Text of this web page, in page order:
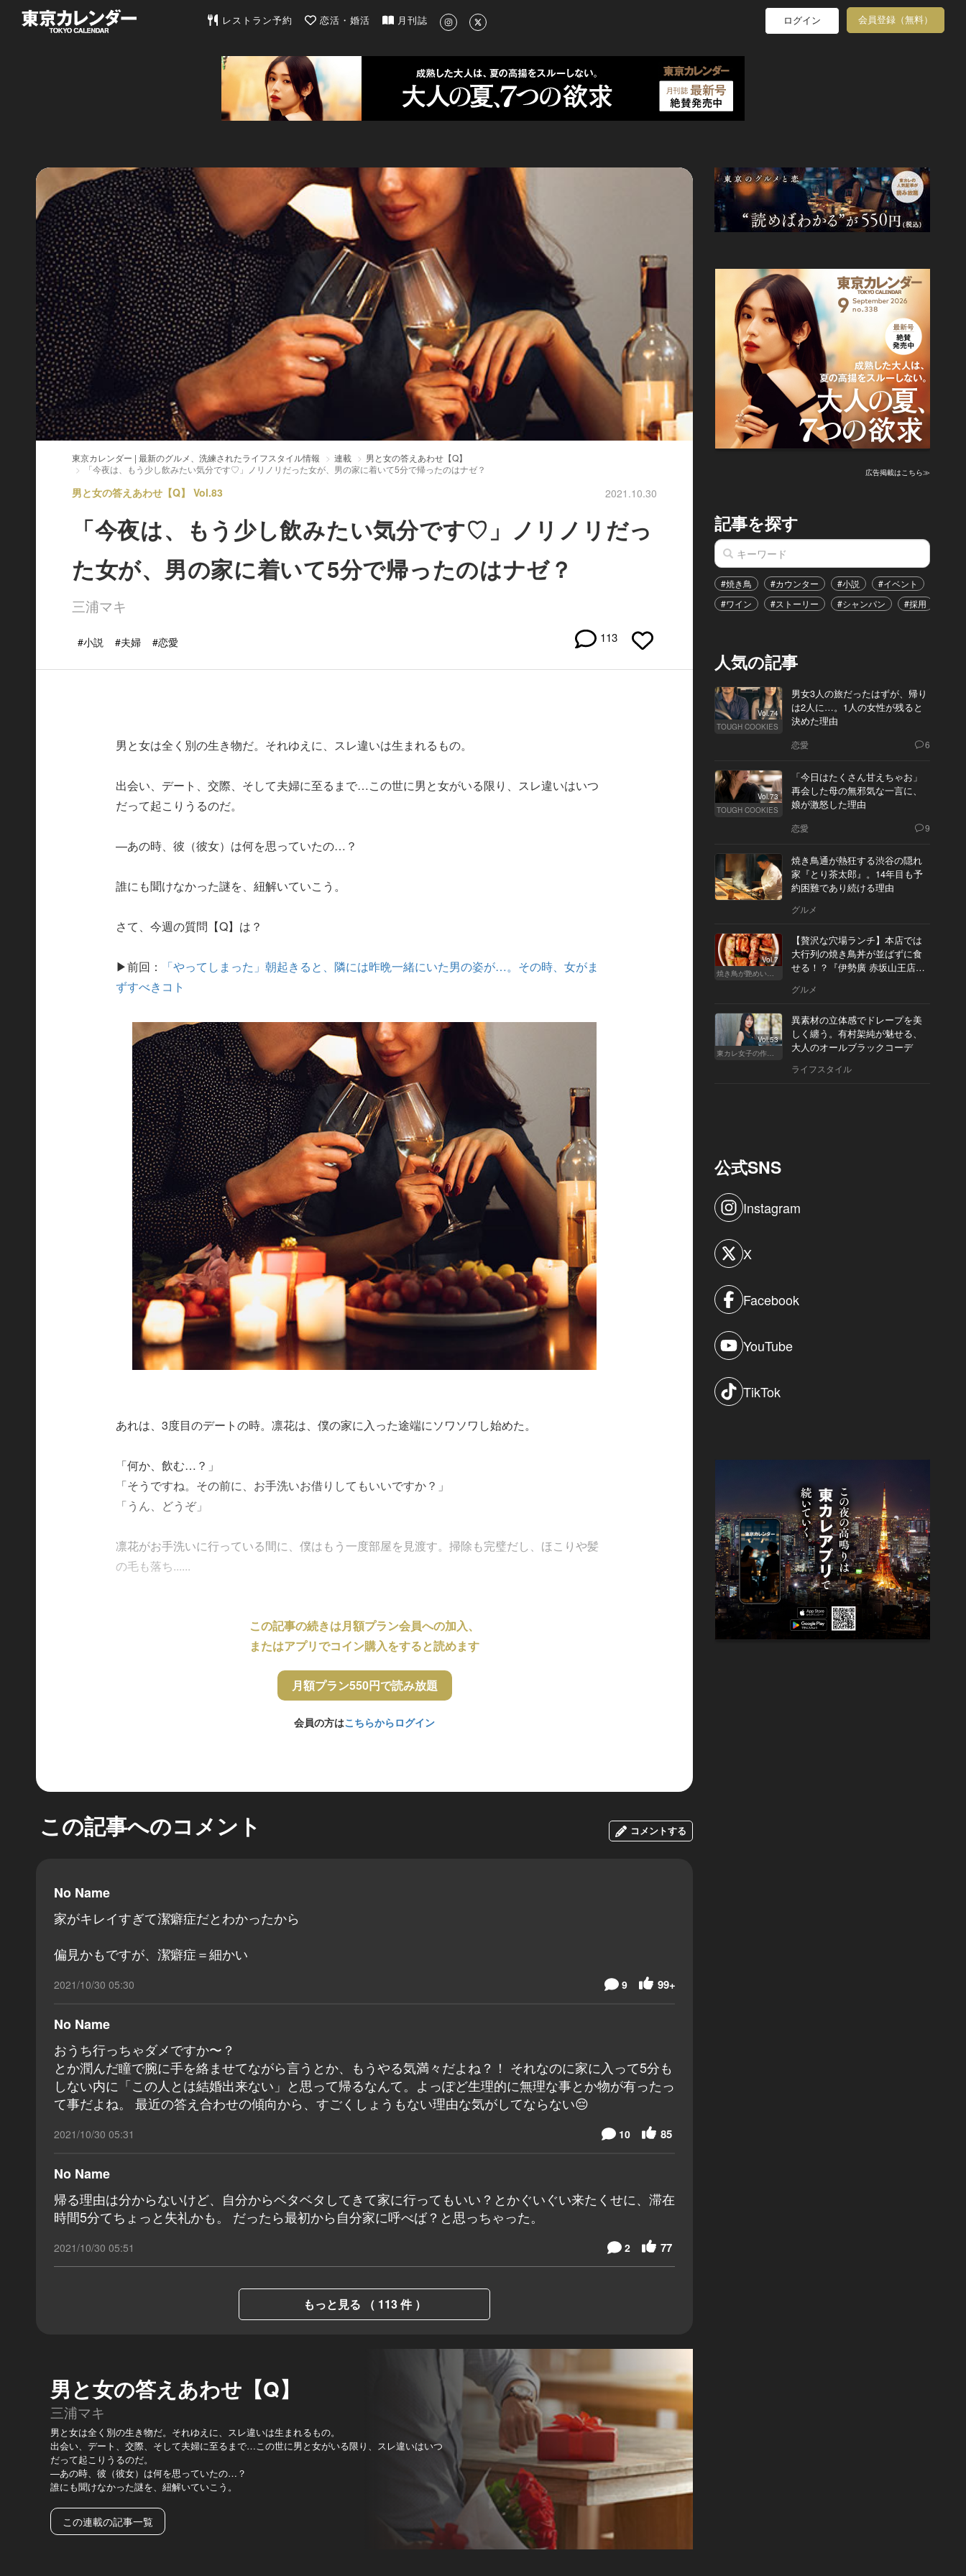
東京カレンダー | 最新のグルメ、洗練されたライフスタイル情報
レストラン予約 恋活・婚活 月刊誌 ログイン 会員登録（無料）
東京カレンダー | 最新のグルメ、洗練されたライフスタイル情報 連載
男と女の答えあわせ【Q】
「今夜は、もう少し飲みたい気分です♡」ノリノリだった女が、男の家に着いて5分で帰ったのはナゼ？
男と女の答えあわせ【Q】 Vol.83 2021.10.30
「今夜は、もう少し飲みたい気分です♡」ノリノリだっ
た女が、男の家に着いて5分で帰ったのはナゼ？
三浦マキ
#小説 #夫婦 #恋愛 113
男と女は全く別の生き物だ。それゆえに、スレ違いは生まれるもの。
出会い、デート、交際、そして夫婦に至るまで…この世に男と女がいる限り、スレ違いはいつ
だって起こりうるのだ。
—あの時、彼（彼女）は何を思っていたの…？
誰にも聞けなかった謎を、紐解いていこう。
さて、今週の質問【Q】は？
▶前回：
「やってしまった」朝起きると、隣には昨晩一緒にいた男の姿が…。その時、女がま
ずすべきコト
あれは、3度目のデートの時。凛花は、僕の家に入った途端にソワソワし始めた。
「何か、飲む…？」
「そうですね。その前に、お手洗いお借りしてもいいですか？」
「うん、どうぞ」
凛花がお手洗いに行っている間に、僕はもう一度部屋を見渡す。掃除も完璧だし、ほこりや髪
の毛も落ち......
この記事の続きは月額プラン会員への加入、
またはアプリでコイン購入をすると読めます
月額プラン550円で読み放題
会員の方はこちらからログイン
この記事へのコメント コメントする
No Name
家がキレイすぎて潔癖症だとわかったから
偏見かもですが、潔癖症＝細かい
2021/10/30 05:30 99+
9
No Name
おうち行っちゃダメですか〜？
とか潤んだ瞳で腕に手を絡ませてながら言うとか、もうやる気満々だよね？！ それなのに家に入って5分も
しない内に「この人とは結婚出来ない」と思って帰るなんて。よっぽど生理的に無理な事とか物が有ったっ
て事だよね。 最近の答え合わせの傾向から、すごくしょうもない理由な気がしてならない😔
2021/10/30 05:31 85
10
No Name
帰る理由は分からないけど、自分からベタベタしてきて家に行ってもいい？とかぐいぐい来たくせに、滞在
時間5分てちょっと失礼かも。 だったら最初から自分家に呼べば？と思っちゃった。
2021/10/30 05:51 77
2
もっと見る （ 113 件 ）
男と女の答えあわせ【Q】
三浦マキ
男と女は全く別の生き物だ。それゆえに、スレ違いは生まれるもの。
出会い、デート、交際、そして夫婦に至るまで…この世に男と女がいる限り、スレ違いはいつ
だって起こりうるのだ。
—あの時、彼（彼女）は何を思っていたの…？
誰にも聞けなかった謎を、紐解いていこう。
この連載の記事一覧
広告掲載はこちら≫
記事を探す
#焼き鳥 #カウンター #小説 #イベント
#ワイン
#ストーリー #シャンパン #採用
人気の記事
Vol.74
TOUGH COOKIES
男女3人の旅だったはずが、帰り
は2人に…。1人の女性が残ると
決めた理由
恋愛 6
Vol.73
TOUGH COOKIES
「今日はたくさん甘えちゃお」
再会した母の無邪気な一言に、
娘が激怒した理由
恋愛 9
焼き鳥通が熱狂する渋谷の隠れ
家『とり茶太郎』。14年目も予
約困難であり続ける理由
グルメ
Vol.7
焼き鳥が艶めいてきた
【贅沢な穴場ランチ】本店では
大行列の焼き鳥丼が並ばずに食
せる！？『伊勢廣 赤坂山王店』
グルメ
Vol.53
東カレ女子の作り方
異素材の立体感でドレープを美
しく纏う。有村架純が魅せる、
大人のオールブラックコーデ
ライフスタイル
公式SNS
Instagram
X
Facebook
YouTube
TikTok